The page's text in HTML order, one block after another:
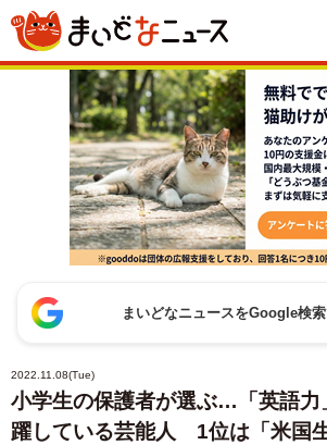
まいどなニュースをGoogle検
2022.11.08(Tue)
小学生の保護者が選ぶ…「英語力
躍している芸能人 1位は「米国